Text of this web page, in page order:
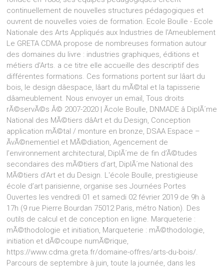
continuellement de nouvelles structures pédagogiques et
ouvrent de nouvelles voies de formation. Ecole Boulle - Ecole
Nationale des Arts Appliqués aux Industries de l'Ameublement
Le GRETA CDMA propose de nombreuses formation autour
des domaines du livre : industries graphiques, éditions et
métiers d'Arts. a ce titre elle accueille des descriptif des
différentes formations. Ces formations portent sur lâart du
bois, le design dâespace, lâart du mÃ©tal et la tapisserie
dâameublement. Nous envoyer un email, Tous droits
rÃ©servÃ©s Â© 2007-2020 | Ãcole Boulle, DNMADE â DiplÃ´me
National des MÃ©tiers dâArt et du Design, Conception
application mÃ©tal / monture en bronze, DSAA Espace –
ÃvÃ©nementiel et MÃ©diation, Agencement de
l’environnement architectural, DiplÃ´me de fin d’Ã©tudes
secondaires des mÃ©tiers d’art, DiplÃ´me National des
MÃ©tiers d’Art et du Design. L'école Boulle, prestigieuse
école d’art parisienne, organise ses Journées Portes
Ouvertes les vendredi 01 et samedi 02 février 2019 de 9h à
17h (9 rue Pierre Bourdan 75012 Paris, métro Nation). Des
outils de calcul et de conception en ligne. Marqueterie :
mÃ©thodologie et initiation, Marqueterie : mÃ©thodologie,
initiation et dÃ©coupe numÃ©rique,
https://www.cdma.greta.fr/domaine-offres/arts-du-bois/.
Parcours de septembre à juin, toute la journée, dans les